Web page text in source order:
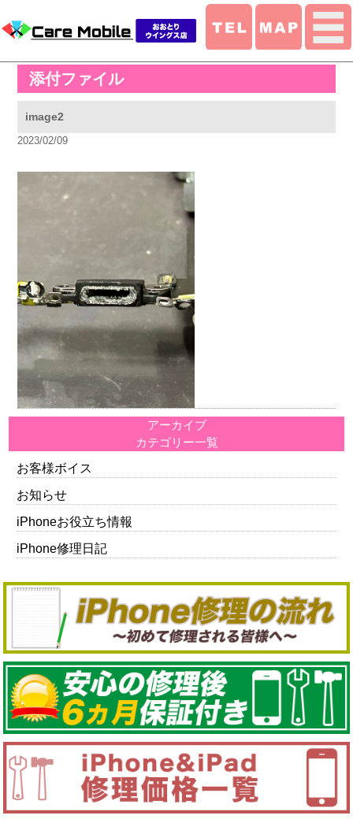
添付ファイル
image2
2023/02/09
アーカイブ
カテゴリー一覧
お客様ボイス
お知らせ
iPhoneお役立ち情報
iPhone修理日記